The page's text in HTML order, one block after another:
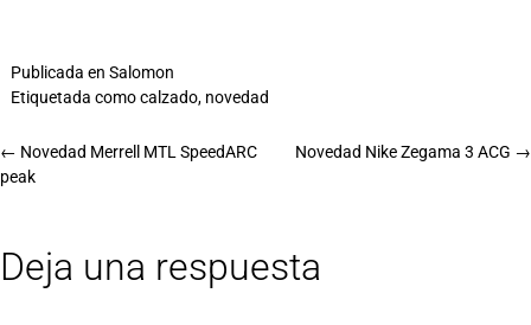
Publicada en Salomon
Etiquetada comocalzado, novedad
Novedad Nike Zegama 3 ACG →
← Novedad Merrell MTL SpeedARC
peak
Deja una respuesta